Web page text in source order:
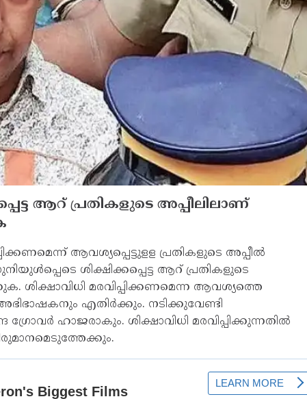
ആറ് പ്രതികളുടെ അപ്പീലിലാണ്
ആവശ്യപ്പെട്ടുളള പ്രതികളുടെ അപ്പീല്‍
ശിക്ഷിക്കപ്പെട്ട ആറ് പ്രതികളുടെ
ശിക്ഷാവിധി മരവിപ്പിക്കണമെന്ന ആവശ്യത്തെ
എതിര്‍ക്കും. നടിക്കുവേണ്ടി
ഹാജരാകും. ശിക്ഷാവിധി മരവിപ്പിക്കുന്നതില്‍